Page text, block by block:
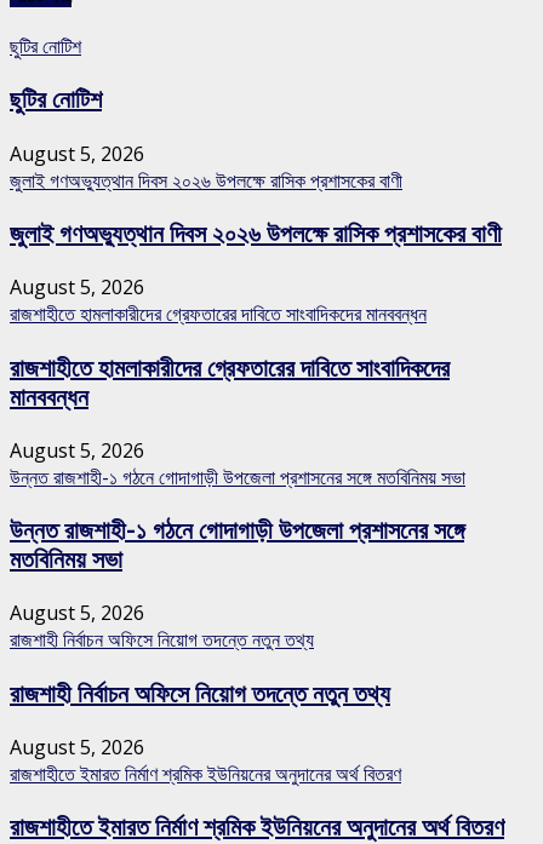
ছুটির নোটিশ
ছুটির নোটিশ
August 5, 2026
জুলাই গণঅভ্যুত্থান দিবস ২০২৬ উপলক্ষে রাসিক প্রশাসকের বাণী
জুলাই গণঅভ্যুত্থান দিবস ২০২৬ উপলক্ষে রাসিক প্রশাসকের বাণী
August 5, 2026
রাজশাহীতে হামলাকারীদের গ্রেফতারের দাবিতে সাংবাদিকদের মানববন্ধন
রাজশাহীতে হামলাকারীদের গ্রেফতারের দাবিতে সাংবাদিকদের
মানববন্ধন
August 5, 2026
উন্নত রাজশাহী-১ গঠনে গোদাগাড়ী উপজেলা প্রশাসনের সঙ্গে মতবিনিময় সভা
উন্নত রাজশাহী-১ গঠনে গোদাগাড়ী উপজেলা প্রশাসনের সঙ্গে
মতবিনিময় সভা
August 5, 2026
রাজশাহী নির্বাচন অফিসে নিয়োগ তদন্তে নতুন তথ্য
রাজশাহী নির্বাচন অফিসে নিয়োগ তদন্তে নতুন তথ্য
August 5, 2026
রাজশাহীতে ইমারত নির্মাণ শ্রমিক ইউনিয়নের অনুদানের অর্থ বিতরণ
রাজশাহীতে ইমারত নির্মাণ শ্রমিক ইউনিয়নের অনুদানের অর্থ বিতরণ